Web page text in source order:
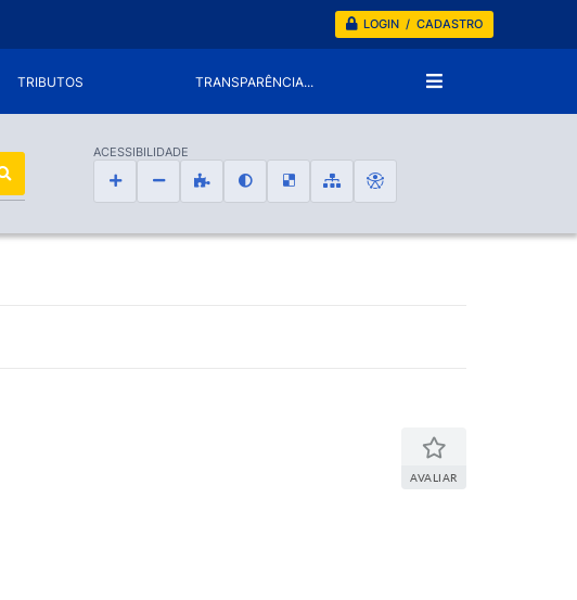
LOGIN / CADASTRO
TRIBUTOS TRANSPARÊNCIA...
ACESSIBILIDADE
AVALIAR